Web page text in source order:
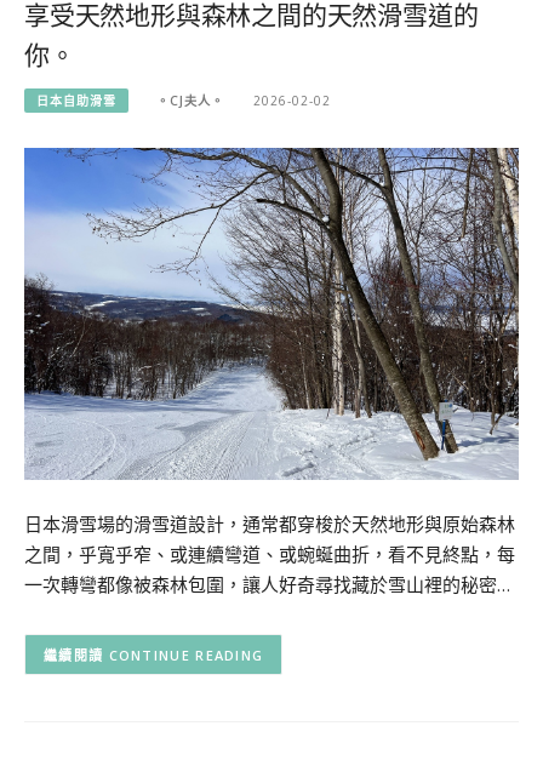
享受天然地形與森林之間的天然滑雪道的
你。
日本自助滑雪 。CJ夫人。 2026-02-02
日本滑雪場的滑雪道設計，通常都穿梭於天然地形與原始森林
之間，乎寬乎窄、或連續彎道、或蜿蜒曲折，看不見終點，每
一次轉彎都像被森林包圍，讓人好奇尋找藏於雪山裡的秘密…
CONTINUE READING